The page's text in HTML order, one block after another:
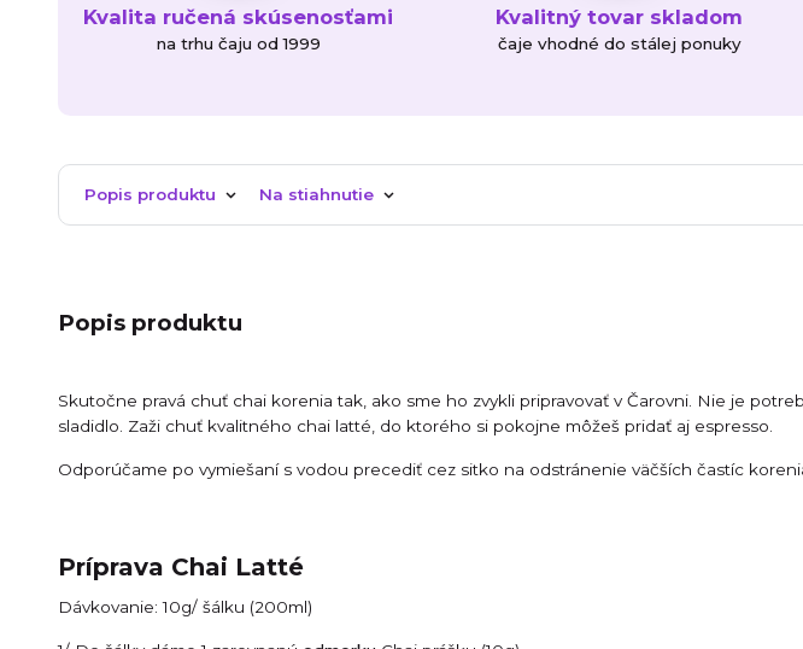
Kvalita ručená skúsenosťami
na trhu čaju od 1999
Kvalitný tovar skladom
čaje vhodné do stálej ponuky
Popis produktu Na stiahnutie
Popis produktu
Skutočne pravá chuť chai korenia tak, ako sme ho zvykli pripravovať v Čarovni. Nie je
sladidlo. Zaži chuť kvalitného chai latté, do ktorého si pokojne môžeš pridať aj espresso.
Odporúčame po vymiešaní s vodou precediť cez sitko na odstránenie väčších častíc
Príprava Chai Latté
Dávkovanie: 10g/ šálku (200ml)